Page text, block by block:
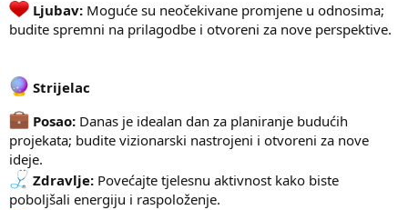
Ljubav: Moguće su neočekivane promjene u odnosima;
budite spremni na prilagodbe i otvoreni za nove perspektive.
Strijelac
Posao: Danas je idealan dan za planiranje budućih
projekata; budite vizionarski nastrojeni i otvoreni za nove
ideje.
Zdravlje: Povećajte tjelesnu aktivnost kako biste
poboljšali energiju i raspoloženje.